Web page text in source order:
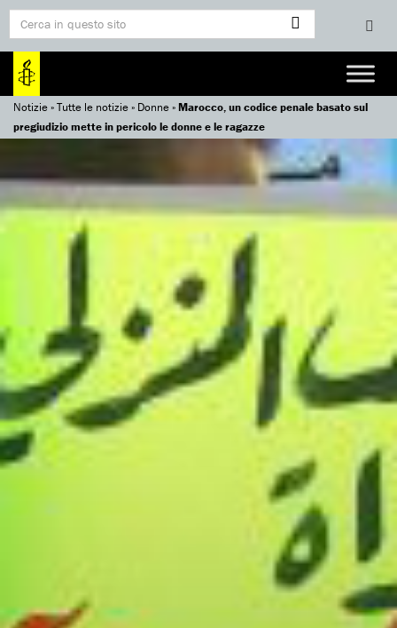
Notizie»Tutte le notizie» Donne»Marocco, un codice penale basato sul
pregiudizio mette in pericolo le donne e le ragazze